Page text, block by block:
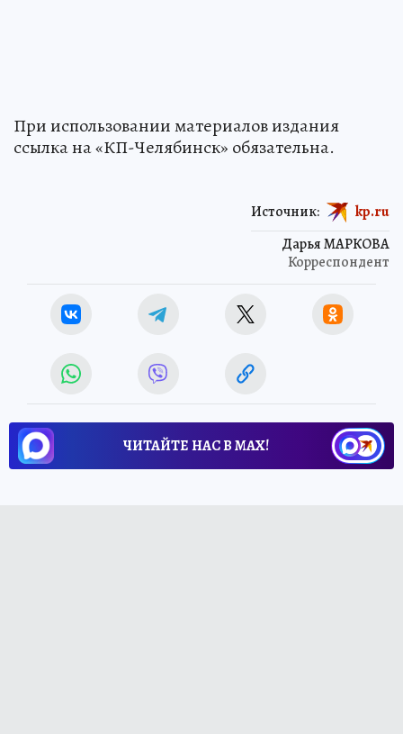
При использовании материалов издания
ссылка на «КП-Челябинск» обязательна.
Дарья МАРКОВА
Корреспондент
Источник: kp.ru
ЧИТАЙТЕ НАС В МАХ!